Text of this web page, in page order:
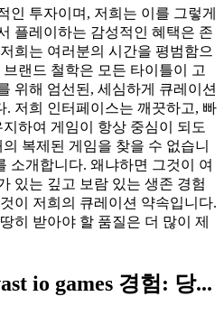
인 투자이며, 저희는 이를 그렇게
플레이하는 감성적인 혜택은 존
희는 여러분의 시간을 평범함으
랜드 철학은 모든 타이틀이 고
위해 엄선된, 세심하게 큐레이션
. 저희 인터페이스는 깨끗하고, 빠
하여 게임이 항상 중심이 되도
복제된 게임을 찾을 수 없습니
소개합니다. 왜냐하면 그것이 여
있는 깊고 보람 있는 생존 경험
이 저희의 큐레이션 약속입니다.
히 받아야 할 품질은 더 많이 제
io games 경험: 당...